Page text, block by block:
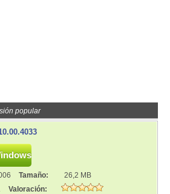
popular
Tamaño:
26,2 MB
Valoración: